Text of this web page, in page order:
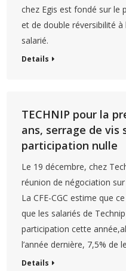
chez Egis est fondé sur le
et de double réversibilité à
salarié.
Details
TECHNIP pour la
ans, serrage de vis
participation nulle
Le 19 décembre, chez
réunion de négociation sur
La CFE-CGC estime que
que les salariés de
participation cette
l’année dernière, 7,5% de
Details